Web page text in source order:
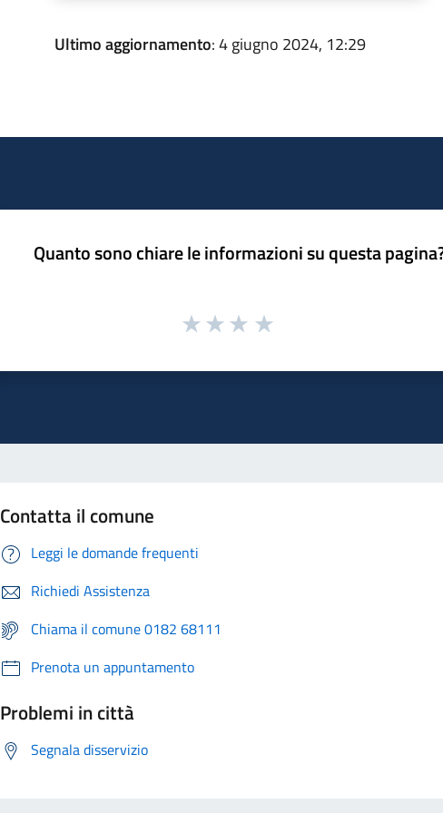
Ultimo aggiornamento: 4 giugno 2024, 12:29
Quanto sono chiare le informazioni su questa
Contatta il comune
Leggi le domande frequenti
Richiedi Assistenza
Chiama il comune 0182 68111
Prenota un appuntamento
Problemi in città
Segnala disservizio